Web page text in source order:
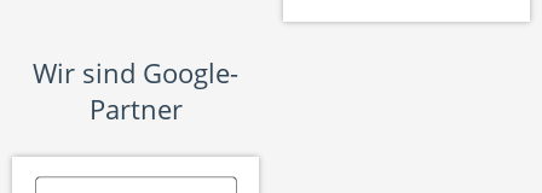
Wir sind Google-
Partner